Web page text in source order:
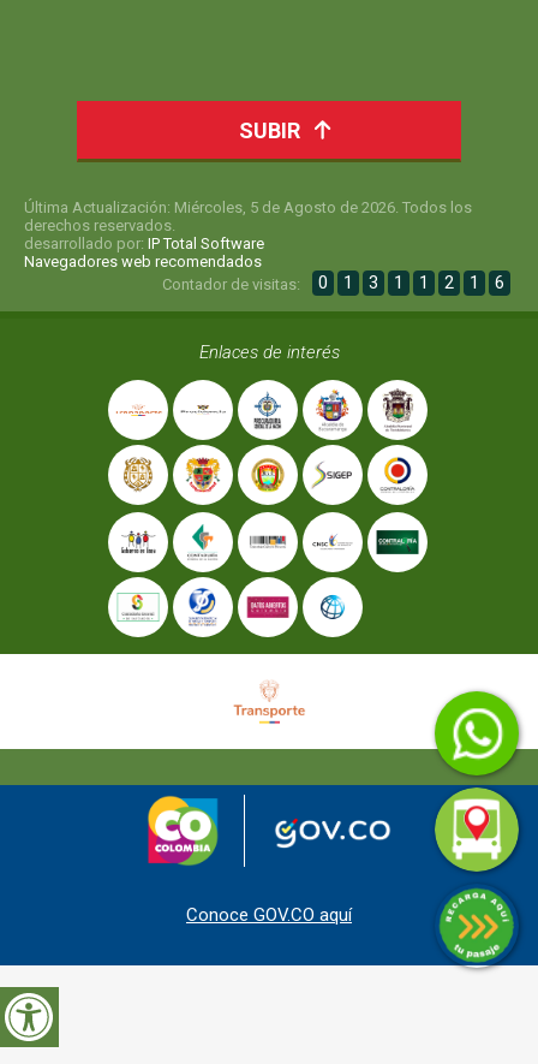
SUBIR
Última Actualización: Miércoles, 5 de Agosto de 2026. Todos los
derechos reservados.
desarrollado por: IP Total Software
Navegadores web recomendados
Contador de visitas:
0 1 3 1 1 2 1 6
Enlaces de interés
Conoce GOV.CO aquí